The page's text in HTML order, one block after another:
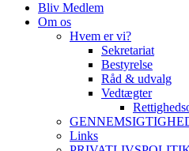
Bliv Medlem
Om os
Hvem er vi?
Sekretariat
Bestyrelse
Råd & udvalg
Vedtægter
Links